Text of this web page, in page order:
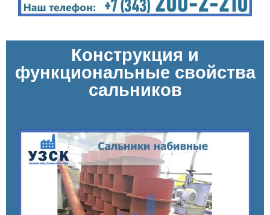
Конструкция и
функциональные свойства
сальников